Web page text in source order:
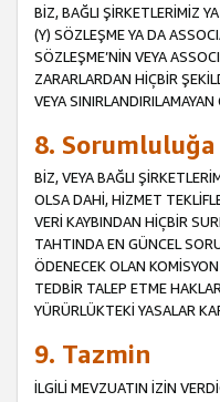
BİZ, BAĞLI ŞİRKETLERİMİZ
(Y) SÖZLEŞME YA DA
SÖZLEŞME’NİN VEYA
ZARARLARDAN HİÇBİR
VEYA
8.
BİZ, VEYA BAĞLI
OLSA DAHİ, HİZMET
VERİ KAYBINDAN HİÇBİR
TAHTINDA EN GÜNCEL
ÖDENECEK OLAN
TEDBİR TALEP ETME
YÜRÜRLÜKTEKİ YASALAR
9. Tazmin
İLGİLİ MEVZUATIN İZİN